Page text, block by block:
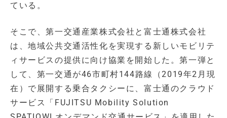
ている。
そこで、第一交通産業株式会社と富士通株式会社
は、地域公共交通活性化を実現する新しいモビリテ
ィサービスの提供に向け協業を開始した。第一弾と
して、第一交通が46市町村144路線（2019年2月現
在）で展開する乗合タクシーに、富士通のクラウド
サービス「FUJITSU Mobility Solution